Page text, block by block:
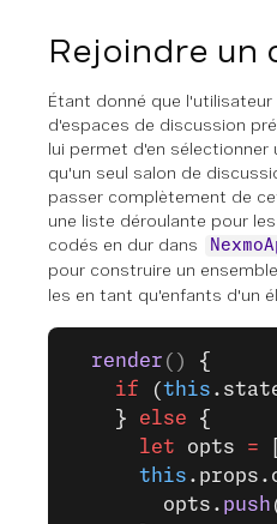
Rejoindre un
Étant donné que
d'espaces de discussion
lui permet d'en sélectionner
qu'un seul salon de
passer complètement de
une liste déroulante pour
codés en dur dans
pour construire un
les en tant qu'enfants d'un
  render
() {
    if
(this
    }
else {
      let
opts =
      this
        opts.
push